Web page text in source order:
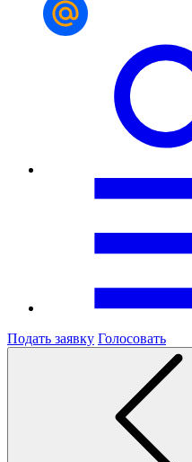
Подать заявку Голосовать